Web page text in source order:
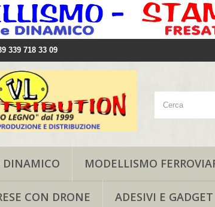
339 718 33 09
DINAMICO MODELLISMO
CON DRONE ADESIVI E